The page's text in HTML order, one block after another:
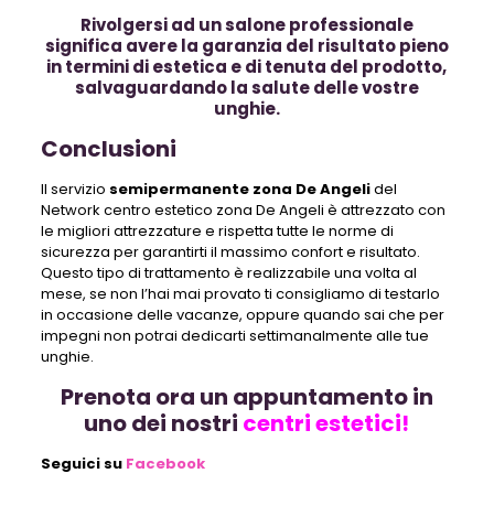
Rivolgersi ad un salone professionale
significa avere la garanzia del risultato pieno
in termini di estetica e di tenuta del prodotto,
salvaguardando la salute delle vostre
unghie.
Conclusioni
Il servizio semipermanente zona De Angelidel
Network centro estetico zona De Angeli è attrezzato con
le migliori attrezzature e rispetta tutte le norme di
sicurezza per garantirti il massimo confort e risultato.
Questo tipo di trattamento è realizzabile una volta al
mese, se non l’hai mai provato ti consigliamo di testarlo
in occasione delle vacanze, oppure quando sai che per
impegni non potrai dedicarti settimanalmente alle tue
unghie.
Prenota ora un appuntamento in
uno dei nostri centri estetici!
Seguici su Facebook